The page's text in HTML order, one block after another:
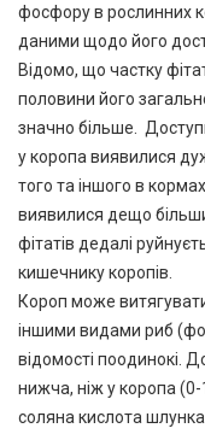
фосфору в рослинних
даними щодо його
Відомо, що частку
половини його
значно більше.
у коропа виявилися
того та іншого в
виявилися дещо
фітатів дедалі
кишечнику коропів.
Короп може
іншими видами риб
відомості поодинокі.
нижча, ніж у коропа
соляна кислота